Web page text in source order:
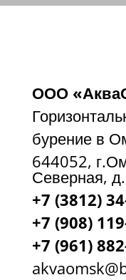
ООО
бурение в
644052,
Северная,
+7 (3812)
+7 (908)
+7 (961)